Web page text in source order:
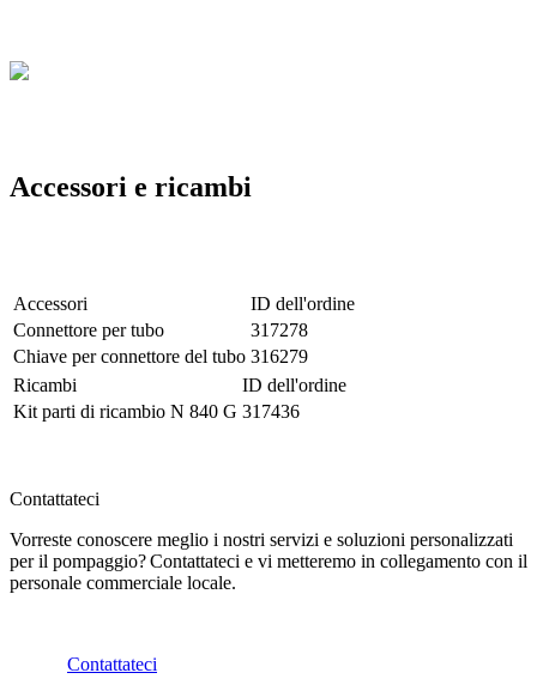
Accessori e ricambi
Accessori
ID dell'ordine
Connettore per tubo
317278
Chiave per connettore del tubo 316279
Ricambi
ID dell'ordine
Kit parti di ricambio N 840 G 317436
Contattateci
Vorreste conoscere meglio i nostri servizi e soluzioni personalizzati
per il pompaggio? Contattateci e vi metteremo in collegamento con il
personale commerciale locale.
Contattateci